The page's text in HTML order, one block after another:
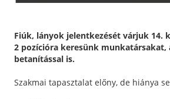
Fiúk, lányok jelentkezését várjuk 14.
2 pozícióra keresünk
betanítással is.
Szakmai tapasztalat előny, de hiánya